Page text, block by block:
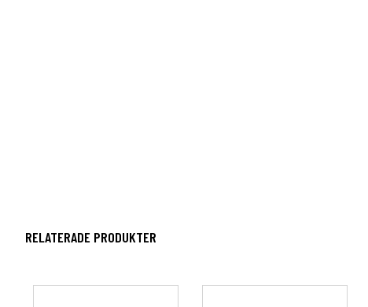
RELATERADE PRODUKTER